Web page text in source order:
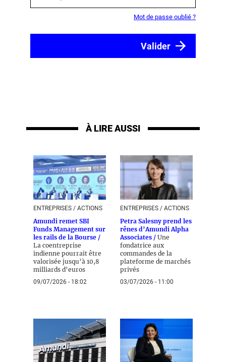
Mot de passe oublié ?
À LIRE AUSSI
ENTREPRISES / ACTIONS
Amundi remet SBI
Funds Management sur
les rails de la Bourse /
La coentreprise
indienne pourrait être
valorisée jusqu’à 10,8
milliards d’euros
09/07/2026 - 18:02
ENTREPRISES / ACTIONS
Petra Salesny prend les
rênes d’Amundi Alpha
Associates / Une
fondatrice aux
commandes de la
plateforme de marchés
privés
03/07/2026 - 11:00